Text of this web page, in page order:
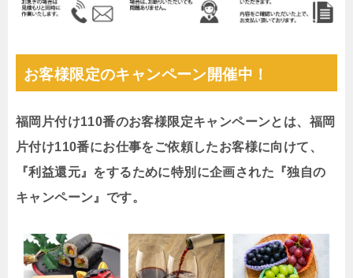
お客様限定のキャンペーン開催中！
福岡片付け110番のお客様限定キャンペーンとは、福岡
片付け110番にお仕事をご依頼したお客様に向けて、
『利益還元』をするために特別に企画された『独自の
キャンペーン』です。